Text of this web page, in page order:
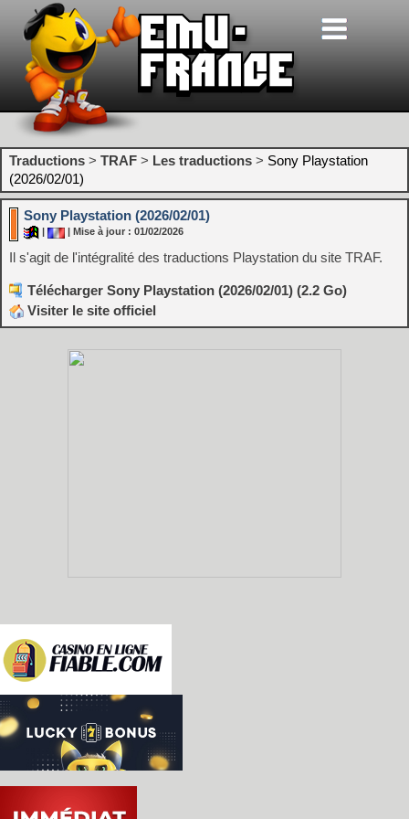
Traductions > TRAF > Les traductions > Sony Playstation
(2026/02/01)
Sony Playstation (2026/02/01)
| Mise à jour : 01/02/2026
Il s'agit de l'intégralité des traductions Playstation du site TRAF.
Télécharger Sony Playstation (2026/02/01) (2.2 Go)
Visiter le site officiel